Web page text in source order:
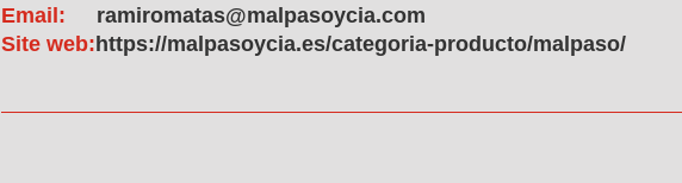
Email:
ramiromatas@malpasoycia.com
Site web: https://malpasoycia.es/categoria-producto/malpaso/